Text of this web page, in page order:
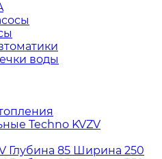
воды
Techno KVZV
Глубина 85 Ширина 250